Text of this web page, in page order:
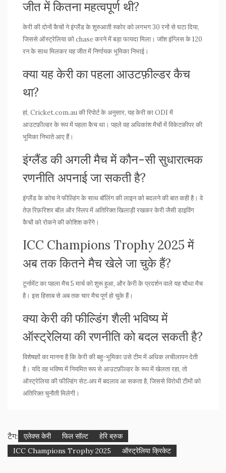
जीत में कितना महत्वपूर्ण थी?
केरी की दोनों कैचों ने इंग्लैंड के शुरुआती स्कोर को लगभग 30 रनों से घटा दिया,
जिससे ऑस्ट्रेलिया को chase करने में बड़ा फायदा मिला। जॉश इंग्लिस के 120
रन के साथ मिलकर यह जीत में निर्णायक भूमिका निभाई।
क्या यह केरी का पहला आउटफ़ील्डर कैच
था?
हां, Cricket.com.au की रिपोर्ट के अनुसार, यह केरी का ODI में
आउटफ़ील्डर के रूप में पहला कैच था। पहले वह अधिकांश मैचों में विकेटकीपर की
भूमिका निभाते आए हैं।
इंग्लैंड की अगली मैच में कौन-सी सुधारात्मक
रणनीति अपनाई जा सकती है?
इंग्लैंड के कोच ने फील्डिंग के साथ बॉलिंग की लाइन को बदलने की बात कही है। वे
तेज़ रिफ़रिशर बॉल और स्लिप में अतिरिक्त खिलाड़ी रखकर केरी जैसी डाइविंग
कैचों को रोकने की कोशिश करेंगे।
ICC Champions Trophy 2025 में
अब तक कितने मैच खेले जा चुके हैं?
टूर्नामेंट का पहला मैच 5 मार्च को शुरू हुआ, और केरी के प्रदर्शन वाले यह चौथा मैच
है। इस हिसाब से अब तक चार मैच पूर्ण हो चुके हैं।
क्या केरी की फील्डिंग शैली भविष्य में
ऑस्ट्रेलिया की रणनीति को बदल सकती है?
विशेषज्ञों का मानना है कि केरी की बहु-भूमिका उसे टीम में अधिक लचीलापन देती
है। यदि वह भविष्य में नियमित रूप से आउटफ़ील्डर के रूप में खेलता रहा, तो
ऑस्ट्रेलिया की फील्डिंग सेट‑अप में बदलाव आ सकता है, जिससे विरोधी टीमों को
अतिरिक्त चुनौती मिलेगी।
टैग: एलेक्स केरी फिल सॉल्ट
हेरि ब्रुक
ICC Champions Trophy 2025
ऑस्ट्रेलिया क्रिकेट